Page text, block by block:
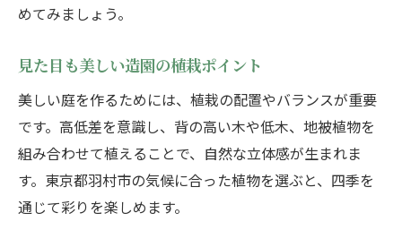
めてみましょう。
見た目も美しい造園の植栽ポイント
美しい庭を作るためには、植栽の配置やバランスが重要
です。高低差を意識し、背の高い木や低木、地被植物を
組み合わせて植えることで、自然な立体感が生まれま
す。東京都羽村市の気候に合った植物を選ぶと、四季を
通じて彩りを楽しめます。